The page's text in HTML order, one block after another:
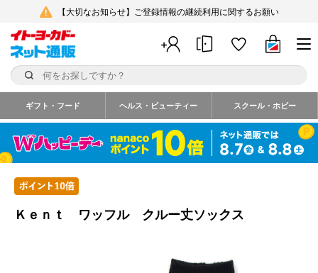
【大切なお知らせ】ご登録情報の継続利用に関するお願い
ギフト・フード ヘルス・ビューティー スクール・ホビー
Ｋｅｎｔ ワッフル クルー丈ソックス